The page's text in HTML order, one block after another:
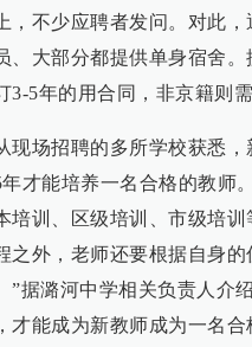
，不少应聘者发问。对此
、大部分都提供单身宿舍
3-5年的用合同，非京籍则
现场招聘的多所学校获悉
才能培养一名合格的教师
培训、区级培训、市级培
之外，老师还要根据自身
”据潞河中学相关负责人介
才能成为新教师成为一名合